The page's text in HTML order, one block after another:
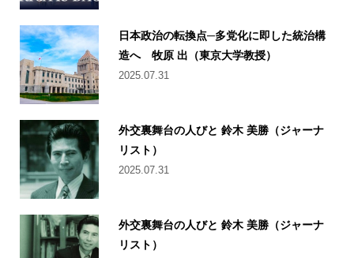
日本政治の転換点─多党化に即した統治構
造へ 牧原 出（東京大学教授）
2025.07.31
外交裏舞台の人びと 鈴木 美勝（ジャーナ
リスト）
2025.07.31
外交裏舞台の人びと 鈴木 美勝（ジャーナ
リスト）